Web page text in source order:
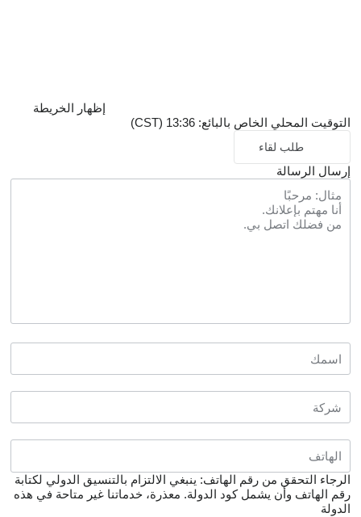
إظهار الخريطة
التوقيت المحلي الخاص بالبائع: 13:36 (CST)
طلب لقاء
إرسال الرسالة
الرجاء التحقق من رقم الهاتف: ينبغي الالتزام بالتنسيق الدولي لكتابة
رقم الهاتف وأن يشمل كود الدولة. معذرة، خدماتنا غير متاحة في هذه
الدولة